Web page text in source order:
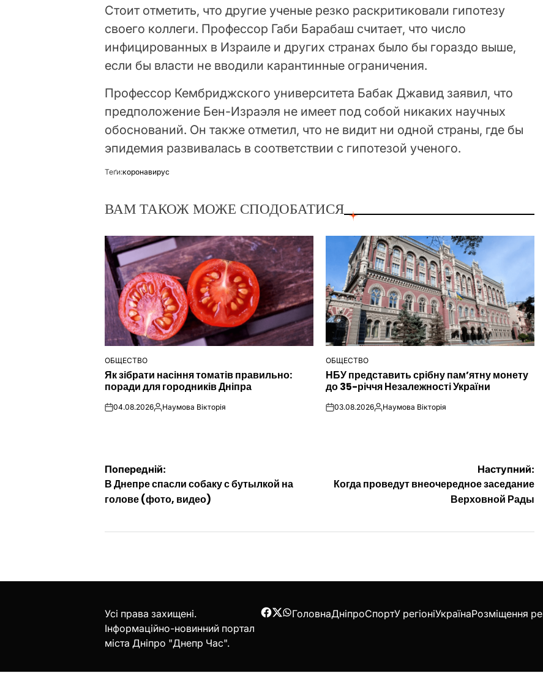
Стоит отметить, что другие ученые резко раскритиковали гипотезу
своего коллеги. Профессор Габи Барабаш считает, что число
инфицированных в Израиле и других странах было бы гораздо выше,
если бы власти не вводили карантинные ограничения.
Профессор Кембриджского университета Бабак Джавид заявил, что
предположение Бен-Израэля не имеет под собой никаких научных
обоснований. Он также отметил, что не видит ни одной страны, где бы
эпидемия развивалась в соответствии с гипотезой ученого.
Теґи:коронавирус
ВАМ ТАКОЖ МОЖЕ СПОДОБАТИСЯ
ОПУБЛІКУВАТИ
У
ОБЩЕСТВО
Як зібрати насіння томатів правильно:
поради для городників Дніпра
on04.08.2026Опубліковано
Наумова Вікторія
ОПУБЛІКУВАТИ
У
ОБЩЕСТВО
НБУ представить срібну пам’ятну монету
до 35-річчя Незалежності України
on03.08.2026Опубліковано
Наумова Вікторія
Навігація
записів
Попередній:
В Днепре спасли собаку с бутылкой на
голове (фото, видео)
Наступний:
Когда проведут внеочередное заседание
Верховной Рады
Усі права захищені.
Інформаційно-новинний портал
міста Дніпро "Днепр Час".
Facebook
Twitter
WhatsApp
ГоловнаДніпроСпортУ регіоніУкраїнаРозміщення